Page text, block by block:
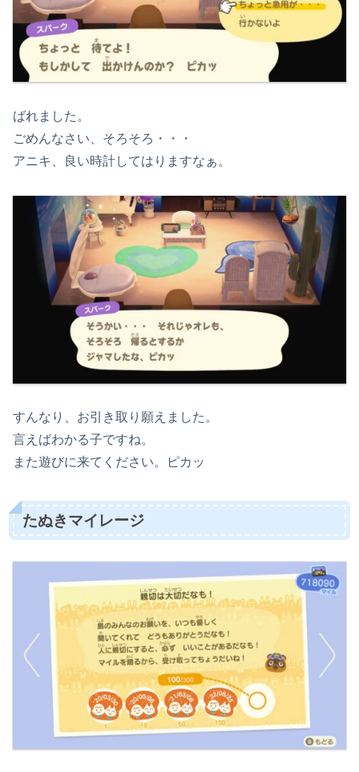
ばれました。
ごめんなさい、そろそろ・・・
アニキ、良い時計してはりますなぁ。
すんなり、お引き取り願えました。
言えばわかる子ですね。
また遊びに来てください。ピカッ
たぬきマイレージ